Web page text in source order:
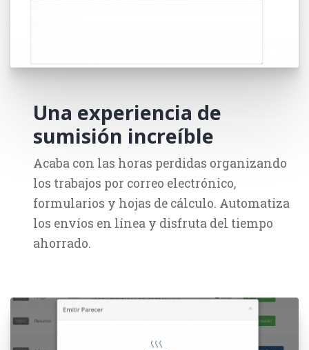
Una experiencia de
sumisión increíble
Acaba con las horas perdidas organizando
los trabajos por correo electrónico,
formularios y hojas de cálculo. Automatiza
los envíos en línea y disfruta del tiempo
ahorrado.